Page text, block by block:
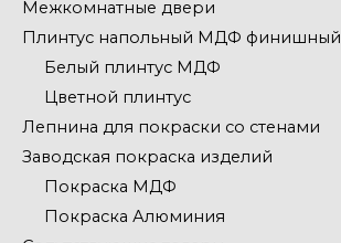
Межкомнатные двери
Плинтус напольный МДФ финишный
Белый плинтус МДФ
Цветной плинтус
Лепнина для покраски со стенами
Заводская покраска изделий
Покраска МДФ
Покраска Алюминия